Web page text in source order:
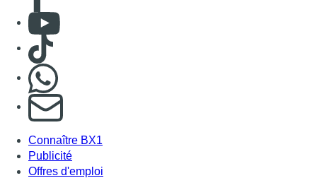
Consulter Youtube
Consulter TikTok
S'abonner à notre newsletter
Connaître BX1
Publicité
Offres d'emploi